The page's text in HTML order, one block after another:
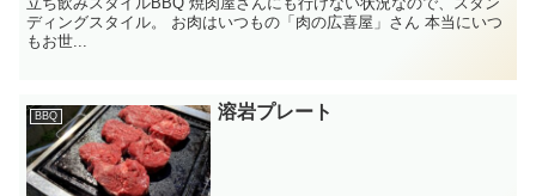
ディングスタイル。 お肉はいつもの「肉の広喜屋」さん 本当にいつ
もお世...
BBQ 溶岩プレート